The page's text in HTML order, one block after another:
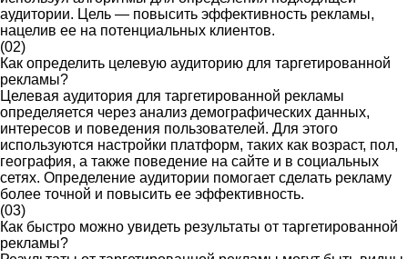
аудитории. Цель — повысить эффективность рекламы,
нацелив ее на потенциальных клиентов.
(02)
Как определить целевую аудиторию для таргетированной
рекламы?
Целевая аудитория для таргетированной рекламы
определяется через анализ демографических данных,
интересов и поведения пользователей. Для этого
используются настройки платформ, таких как возраст, пол,
география, а также поведение на сайте и в социальных
сетях. Определение аудитории помогает сделать рекламу
более точной и повысить ее эффективность.
(03)
Как быстро можно увидеть результаты от таргетированной
рекламы?